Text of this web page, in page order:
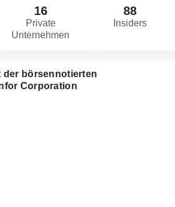
16
Private
Unternehmen
88
Insiders
der börsennotierten
Corporation